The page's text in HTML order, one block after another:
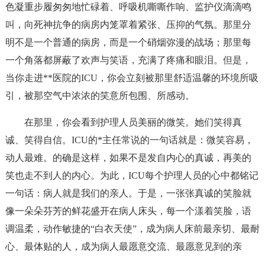
色凝重步履匆匆地忙碌着、呼吸机嘶嘶作响、监护仪滴滴鸣
叫，向死神抗争的病房内笼罩着紧张、压抑的气氛。那里分
明不是一个普通的病房，而是一个硝烟弥漫的战场；那里每
一个角落都屏蔽了欢声与笑语，充满了疼痛和眼泪。但是，
当你走进**医院的ICU，你会立刻被那里舒适温馨的环境所吸
引，被那空气中浓浓的笑意所包围、所感动。
在那里，你会看到护理人员美丽的微笑。她们笑得真
诚、笑得自信。ICU的*主任常说的一句话就是：微笑容易，
动人最难。的确是这样，如果不是发自内心的真诚，再美的
笑也走不到人的内心。为此，ICU每个护理人员的心中都铭记
一句话：病人就是我们的亲人。于是，一张张真诚的笑脸就
像一朵朵芬芳的鲜花盛开在病人床头，每一个漾着笑脸，语
调温柔，动作敏捷的“白衣天使”，成为病人床前最亲切、最耐
心、最体贴的人，成为病人最愿意交流、最愿意见到的亲